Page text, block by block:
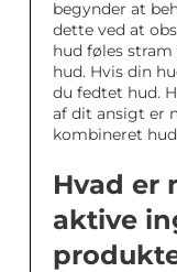
begynder at
dette ved at
hud føles
hud. Hvis din
du fedtet hud.
af dit ansigt er
kombineret
Hvad er
aktive